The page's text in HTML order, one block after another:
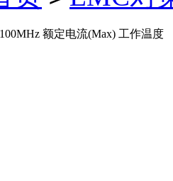
额定电流(Max) 工作温度